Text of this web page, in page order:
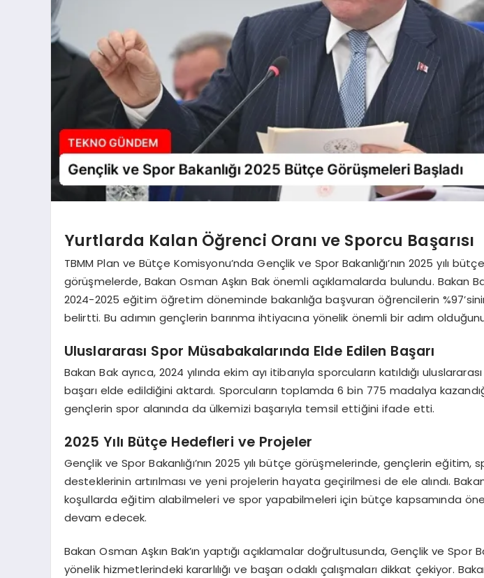
Yurtlarda Kalan Öğrenci Oranı ve Sporcu Başarısı
TBMM Plan ve Bütçe Komisyonu’nda Gençlik ve Spor Bakanlığı’nın 2025 yılı
görüşmelerde, Bakan Osman Aşkın Bak önemli açıklamalarda bulundu. Bakan
2024-2025 eğitim öğretim döneminde bakanlığa başvuran öğrencilerin
belirtti. Bu adımın gençlerin barınma ihtiyacına yönelik önemli bir adım
Uluslararası Spor Müsabakalarında Elde Edilen Başarı
Bakan Bak ayrıca, 2024 yılında ekim ayı itibarıyla sporcuların katıldığı
başarı elde edildiğini aktardı. Sporcuların toplamda 6 bin 775 madalya
gençlerin spor alanında da ülkemizi başarıyla temsil ettiğini ifade etti.
2025 Yılı Bütçe Hedefleri ve Projeler
Gençlik ve Spor Bakanlığı’nın 2025 yılı bütçe görüşmelerinde, gençlerin eğitim,
desteklerinin artırılması ve yeni projelerin hayata geçirilmesi de ele alındı.
koşullarda eğitim alabilmeleri ve spor yapabilmeleri için bütçe kapsamında
devam edecek.
Bakan Osman Aşkın Bak’ın yaptığı açıklamalar doğrultusunda, Gençlik ve Spor
yönelik hizmetlerindeki kararlılığı ve başarı odaklı çalışmaları dikkat çekiyor.